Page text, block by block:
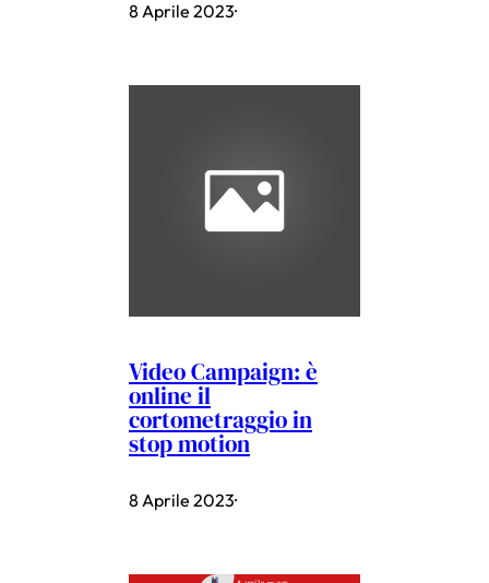
8 Aprile 2023·
Video Campaign: è
online il
cortometraggio in
stop motion
8 Aprile 2023·